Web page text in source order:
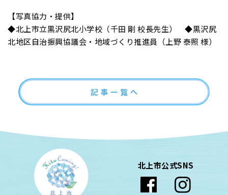
【写真協力・提供】
◆北上市立黒沢尻北小学校（千田 剛 校長先生） ◆黒沢尻
北地区自治振興協議会・地域づくり推進員（上野 泰照 様）
北上市公式SNS